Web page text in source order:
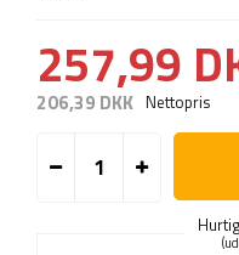
257,99
206,39 DKK Nettopris